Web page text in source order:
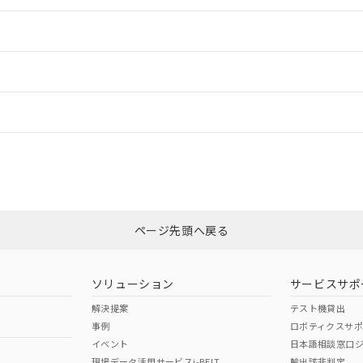
、n: 100mm以上
ダウンロードはこちら
（日本
（アメリカ
ページ先頭へ戻る
ソリューション
解決提案
事例
イベント
サービスサポ
テスト機貸出
ロボティクスサ
日本語相談窓口